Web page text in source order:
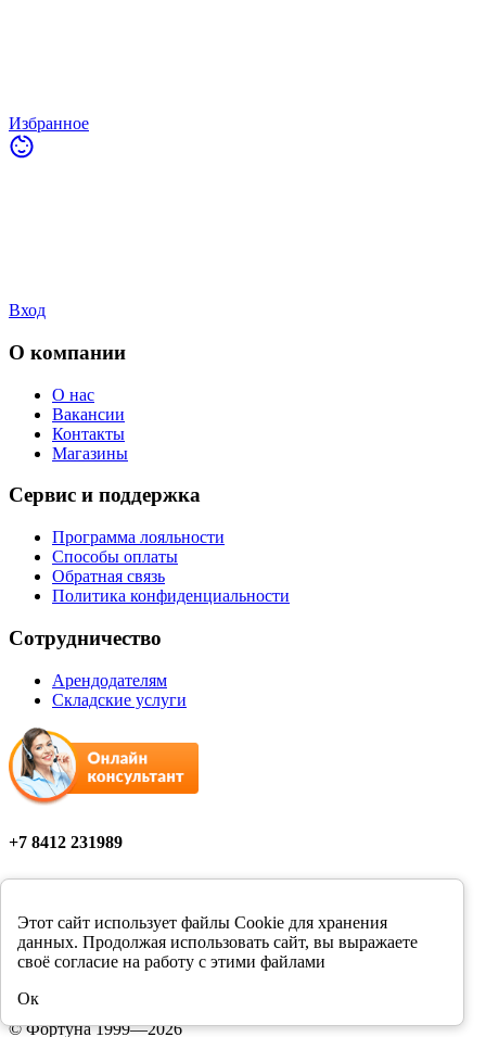
Этот сайт использует файлы Cookie для хранения
данных. Продолжая использовать сайт, вы выражаете
своё согласие на работу с этими файлами
Ок
Избранное
Вход
О компании
О нас
Вакансии
Контакты
Магазины
Сервис и поддержка
Программа лояльности
Способы оплаты
Обратная связь
Политика конфиденциальности
Сотрудничество
Арендодателям
Складские услуги
+7 8412 231989
Мы в соцсетях
Цены в розничных магазинах Фортуна могут отличаться от
цен, указанных на сайте.
© Фортуна 1999—2026